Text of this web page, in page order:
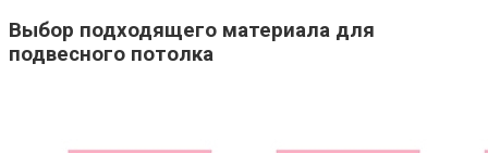
Выбор подходящего материала для
подвесного потолка